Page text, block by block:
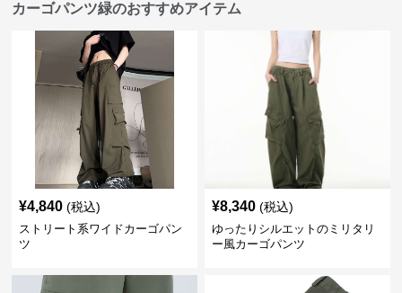
カーゴパンツ緑のおすすめアイテム
¥4,840 (税込)
ストリート系ワイドカーゴパン
ツ
¥8,340 (税込)
ゆったりシルエットのミリタリ
ー風カーゴパンツ